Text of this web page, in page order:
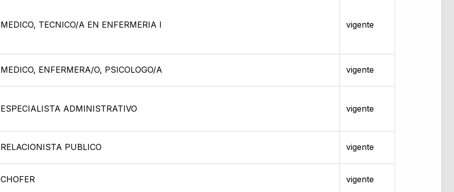
MEDICO, TECNICO/A EN ENFERMERIA I vigente
MEDICO, ENFERMERA/O, PSICOLOGO/A vigente
ESPECIALISTA ADMINISTRATIVO vigente
RELACIONISTA PUBLICO vigente
CHOFER vigente